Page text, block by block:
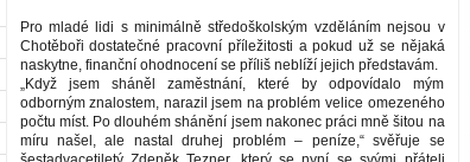
Pro mladé lidi s minimálně středoškolským vzděláním nejsou v
Chotěboři dostatečné pracovní příležitosti a pokud už se nějaká
naskytne, finanční ohodnocení se příliš neblíží jejich představám.
„Když jsem sháněl zaměstnání, které by odpovídalo mým
odborným znalostem, narazil jsem na problém velice omezeného
počtu míst. Po dlouhém shánění jsem nakonec práci mně šitou na
míru našel, ale nastal druhej problém – peníze,“ svěřuje se